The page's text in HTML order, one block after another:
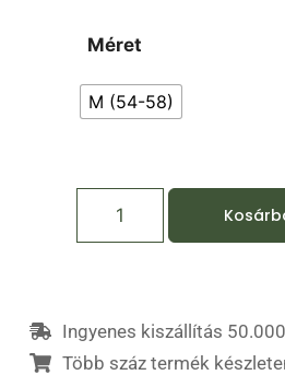
Méret
M (54-58)
Ingyenes kiszállítás
Több száz termék